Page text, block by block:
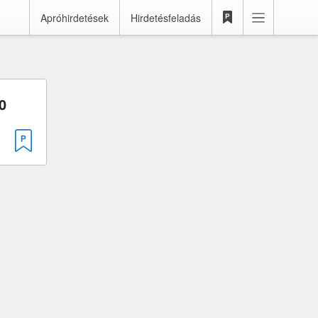
Apróhirdetések Hirdetésfeladás